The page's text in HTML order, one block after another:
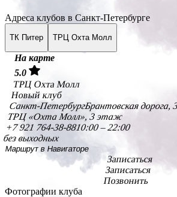
Адреса клубов в Санкт-Петербурге
ТК Питер ТРЦ Охта Молл
На карте
5.0
ТРЦ Охта Молл
Новый клуб
Санкт-ПетербургБрантовская дорога,
ТРЦ «Охта Молл», 3 этаж
+7 921 764-38-8810:00 – 22:00
без выходных
Маршрут в Навигаторе
Записаться
Записаться
Позвонить
Фотографии клуба